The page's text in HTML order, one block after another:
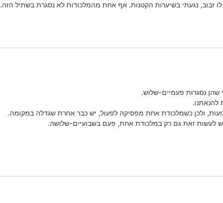
זבוב, נגעתי בשיערות הקטנות. אף אחת מהמלכודות לא נסגרת בשתיל הזה.
שהן נסגרות פעמיים-שלוש.
להנאתנו.
ולכן כשמלכודת אחת מפסיקה לפעול, יש כבר אחרת שגדלה במקומה.
לעשות זאת גם רק במלכודת אחת, פעם בשבועיים-שלושה.